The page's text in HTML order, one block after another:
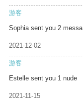
游客
Sophia sent you 2 messa
2021-12-02
游客
Estelle sent you 1 nude
2021-11-15